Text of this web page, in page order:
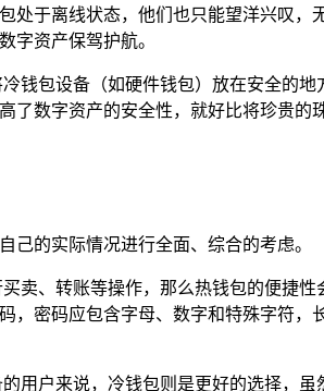
处于离线状态，他们也只能望洋兴叹
字资产保驾护航。
钱包设备（如硬件钱包）放在安全的
了数字资产的安全性，就好比将珍贵
己的实际情况进行全面、综合的考虑。
卖、转账等操作，那么热钱包的便捷
，密码应包含字母、数字和特殊字符
用户来说，冷钱包则是更好的选择，